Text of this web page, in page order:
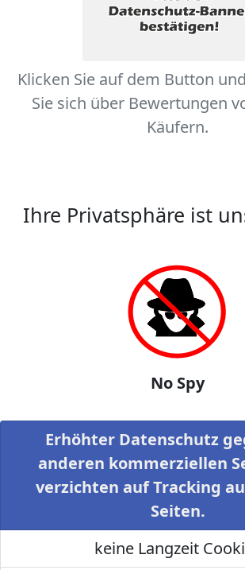
Klicken Sie auf dem Button
Sie sich über Bewertungen
Käufern.
Ihre Privatsphäre ist
No Spy
Erhöhter Datenschutz
anderen kommerziellen
verzichten auf Tracking
Seiten.
keine Langzeit